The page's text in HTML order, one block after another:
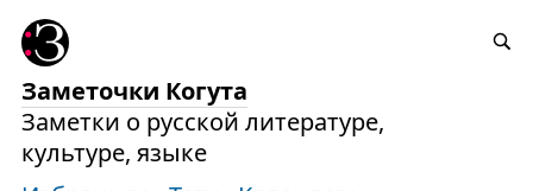
Заметочки Когута
Заметки о русской литературе,
культуре, языке